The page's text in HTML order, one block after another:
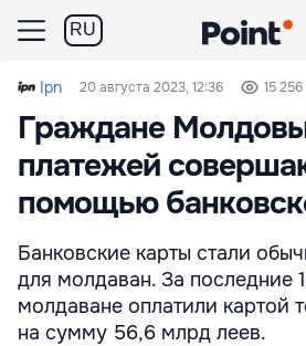
RU
Ipn 20 августа 2023, 12:36 15 256
Граждане
платежей
помощью
Банковские карты стали
для молдаван. За последние
молдаване оплатили картой
на сумму 56,6 млрд леев.